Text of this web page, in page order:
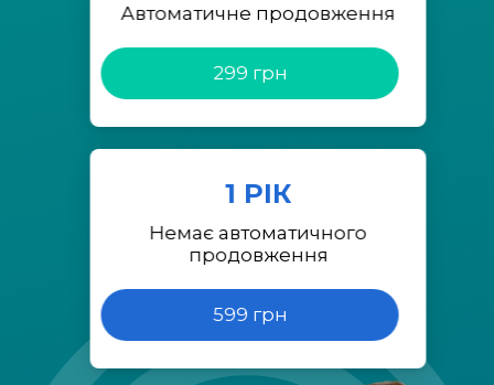
Автоматичне продовження
299 грн
1 РІК
Немає автоматичного
продовження
599 грн